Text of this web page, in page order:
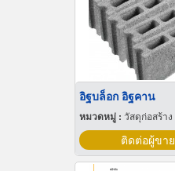
อิฐบล็อก อิฐคาน
หมวดหมู่ : วัสดุก่อสร้าง
ติดต่อผู้ขาย